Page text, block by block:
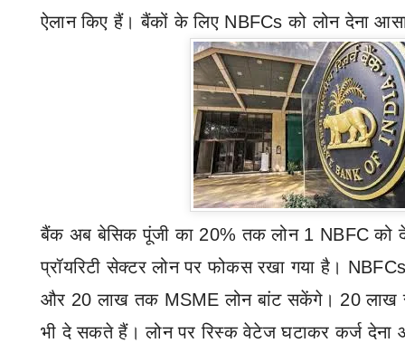
ऐलान किए हैं। बैंकों के लिए NBFCsको लोन देना
बैंक अब बेसिक पूंजी का 20% तक लोन 1 NBFCको
प्रॉयरिटी सेक्टर लोन पर फोकस रखा गया है।
और 20 लाख तक MSMEलोन बांट सकेंगे। 20 लाख
भी दे सकते हैं। लोन पर रिस्क वेटेज घटाकर कर्ज देना